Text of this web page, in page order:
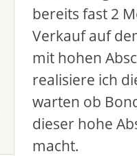
bereits fast 2
Verkauf auf
mit hohen
realisiere ich
warten ob
dieser hohe
macht.